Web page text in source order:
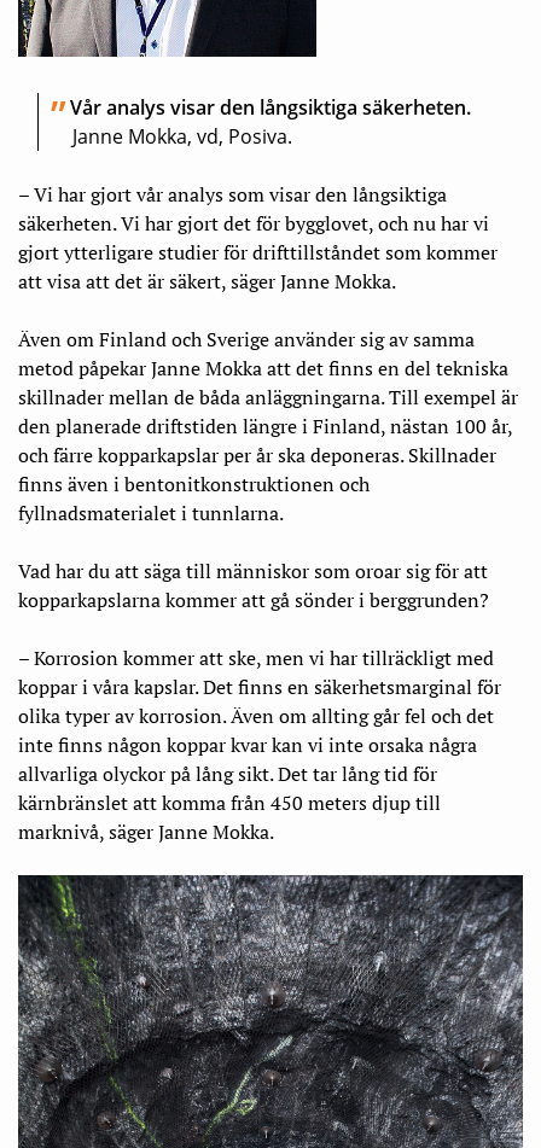
Vår analys visar den långsiktiga säkerheten.
Janne Mokka, vd, Posiva.
– Vi har gjort vår analys som visar den långsiktiga
säkerheten. Vi har gjort det för bygglovet, och nu har vi
gjort ytterligare studier för drifttillståndet som kommer
att visa att det är säkert, säger Janne Mokka.
Även om Finland och Sverige använder sig av samma
metod påpekar Janne Mokka att det finns en del tekniska
skillnader mellan de båda anläggningarna. Till exempel är
den planerade driftstiden längre i Finland, nästan 100 år,
och färre kopparkapslar per år ska deponeras. Skillnader
finns även i bentonitkonstruktionen och
fyllnadsmaterialet i tunnlarna.
Vad har du att säga till människor som oroar sig för att
kopparkapslarna kommer att gå sönder i berggrunden?
– Korrosion kommer att ske, men vi har tillräckligt med
koppar i våra kapslar. Det finns en säkerhetsmarginal för
olika typer av korrosion. Även om allting går fel och det
inte finns någon koppar kvar kan vi inte orsaka några
allvarliga olyckor på lång sikt. Det tar lång tid för
kärnbränslet att komma från 450 meters djup till
marknivå, säger Janne Mokka.